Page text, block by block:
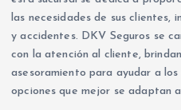
las necesidades de sus clientes,
y accidentes. DKV Seguros se
con la atención al cliente,
asesoramiento para ayudar a
opciones que mejor se adaptan